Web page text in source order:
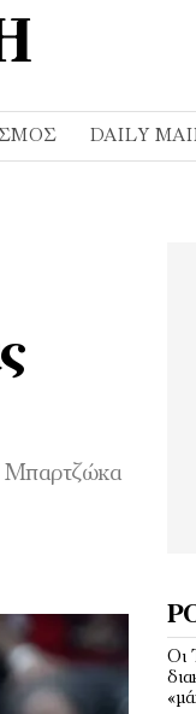
DAILY
Μπαρτζώκα
Οι